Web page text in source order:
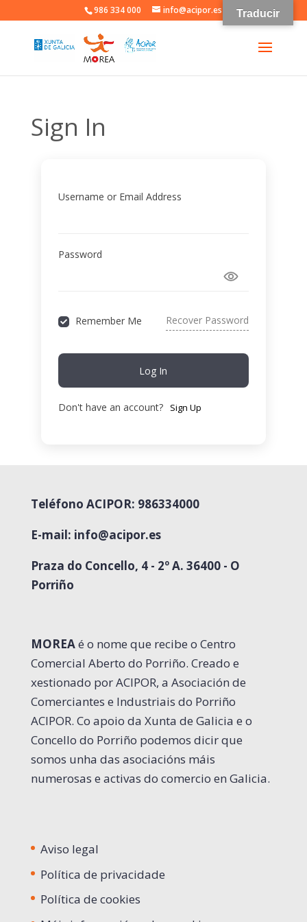
986 334 000 info@acipor.es
Sign In
Username or Email Address
Password
Remember Me Recover Password
Log In
Don't have an account? Sign Up
Teléfono ACIPOR: 986334000
E-mail: info@acipor.es
Praza do Concello, 4 - 2º A. 36400 - O
Porriño
MOREAé o nome que recibe o Centro
Comercial Aberto do Porriño. Creado e
xestionado por ACIPOR, a Asociación de
Comerciantes e Industriais do Porriño
ACIPOR. Co apoio da Xunta de Galicia e o
Concello do Porriño podemos dicir que
somos unha das asociacións máis
numerosas e activas do comercio en Galicia.
Aviso legal
Política de privacidade
Política de cookies
Traducir